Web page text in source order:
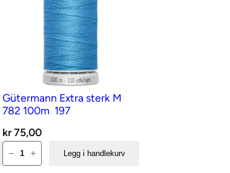
Gütermann Extra sterk M
782 100m  197
kr75,00
Gütermann
Extra
− + Legg i handlekurv